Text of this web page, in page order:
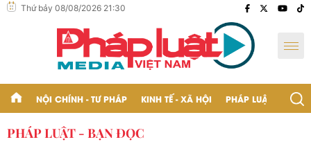
Thứ bảy 08/08/2026 21:30
NỘI CHÍNH - TƯ PHÁP KINH TẾ - XÃ HỘI PHÁP LUẬT - BẠN
PHÁP LUẬT - BẠN ĐỌC